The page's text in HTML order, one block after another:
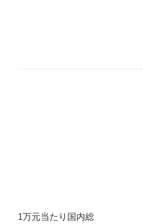
1万元当たり国内総